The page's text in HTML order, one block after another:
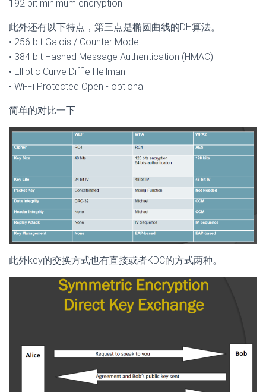
192 bit minimum encryption
此外还有以下特点，第三点是椭圆曲线的DH算法。
• 256 bit Galois / Counter Mode
• 384 bit Hashed Message Authentication (HMAC)
• Elliptic Curve Diffie Hellman
• Wi-Fi Protected Open - optional
简单的对比一下
此外key的交换方式也有直接或者KDC的方式两种。